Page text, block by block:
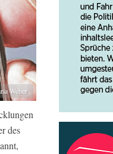
Weber
des